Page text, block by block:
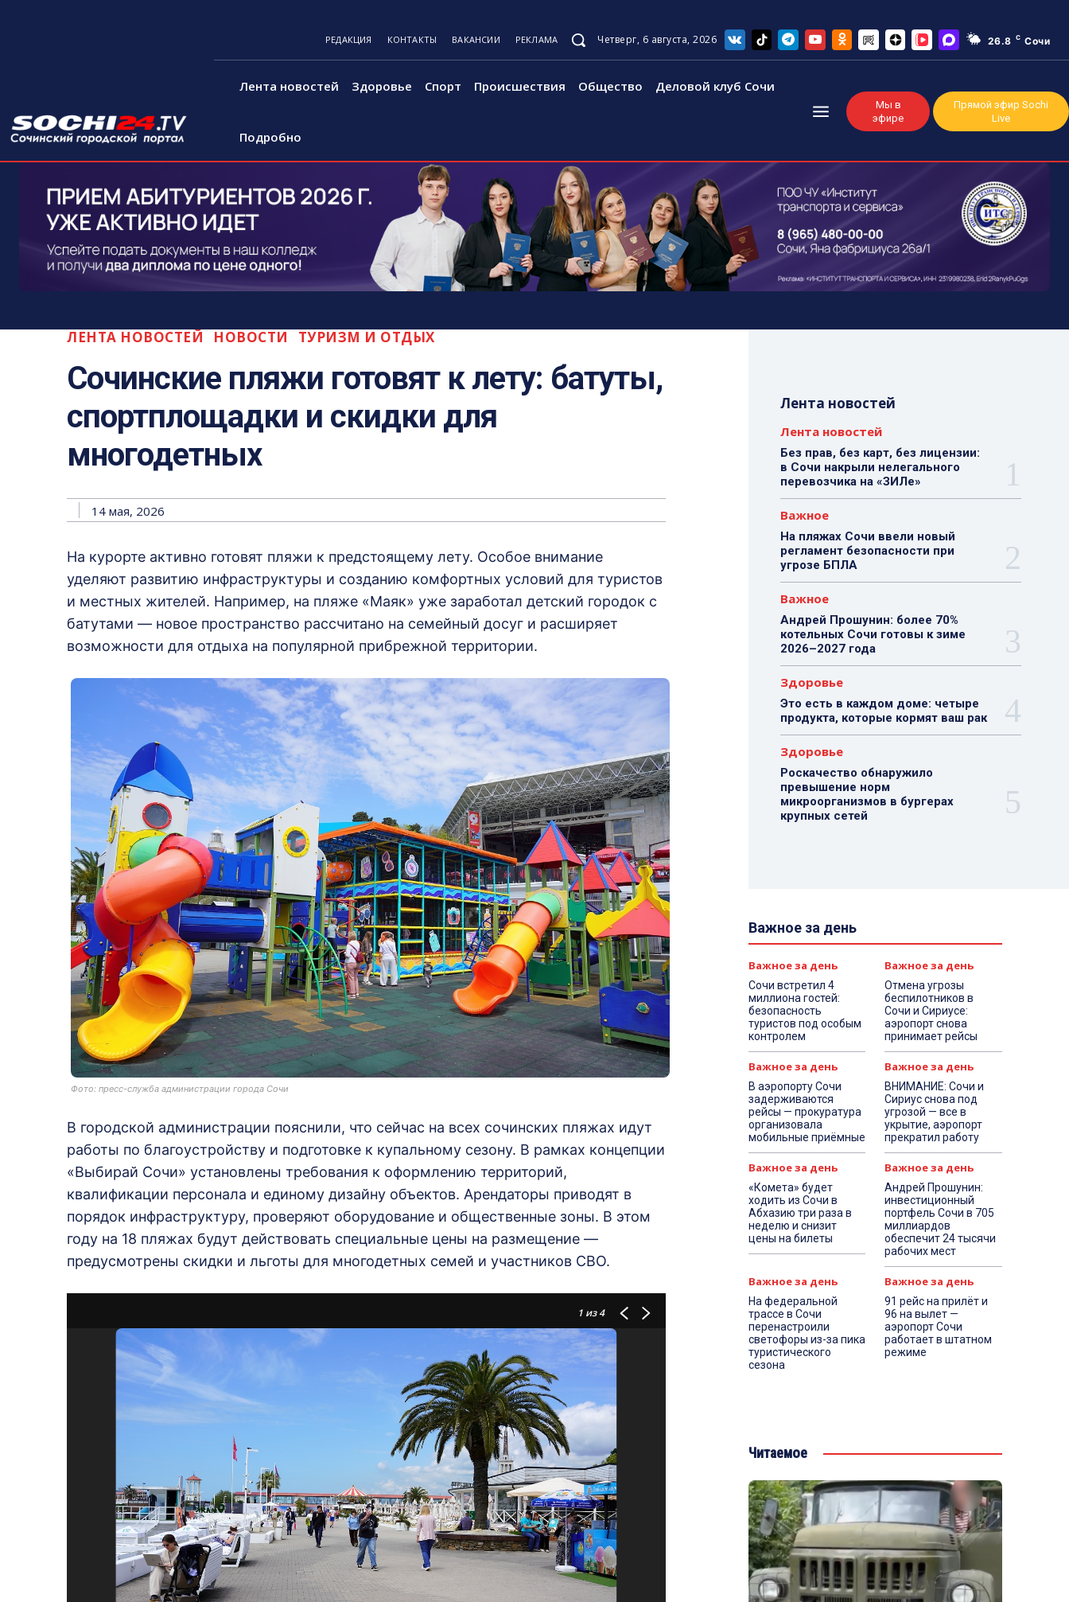
РЕДАКЦИЯ КОНТАКТЫ ВАКАНСИИ РЕКЛАМА Четверг, 6 августа, 2026 26.8 C Сочи
Лента новостей Здоровье Спорт Происшествия Общество Деловой клуб Сочи
Подробно
Мы в
эфире
Прямой эфир Sochi
Live
ЛЕНТА НОВОСТЕЙ НОВОСТИ ТУРИЗМ И ОТДЫХ
Сочинские пляжи готовят к лету: батуты,
спортплощадки и скидки для
многодетных
14 мая, 2026
На курорте активно готовят пляжи к предстоящему лету. Особое внимание
уделяют развитию инфраструктуры и созданию комфортных условий для туристов
и местных жителей. Например, на пляже «Маяк» уже заработал детский городок с
батутами — новое пространство рассчитано на семейный досуг и расширяет
возможности для отдыха на популярной прибрежной территории.
Фото: пресс-служба администрации города Сочи
В городской администрации пояснили, что сейчас на всех сочинских пляжах идут
работы по благоустройству и подготовке к купальному сезону. В рамках концепции
«Выбирай Сочи» установлены требования к оформлению территорий,
квалификации персонала и единому дизайну объектов. Арендаторы приводят в
порядок инфраструктуру, проверяют оборудование и общественные зоны. В этом
году на 18 пляжах будут действовать специальные цены на размещение —
предусмотрены скидки и льготы для многодетных семей и участников СВО.
1из 4
Лента новостей
Лента новостей
Без прав, без карт, без лицензии:
в Сочи накрыли нелегального
перевозчика на «ЗИЛе»
Важное
На пляжах Сочи ввели новый
регламент безопасности при
угрозе БПЛА
Важное
Андрей Прошунин: более 70%
котельных Сочи готовы к зиме
2026–2027 года
Здоровье
Это есть в каждом доме: четыре
продукта, которые кормят ваш рак
Здоровье
Роскачество обнаружило
превышение норм
микроорганизмов в бургерах
крупных сетей
Важное за день
Важное за день
Сочи встретил 4
миллиона гостей:
безопасность
туристов под особым
контролем
Важное за день
Отмена угрозы
беспилотников в
Сочи и Сириусе:
аэропорт снова
принимает рейсы
Важное за день
В аэропорту Сочи
задерживаются
рейсы — прокуратура
организовала
мобильные приёмные
Важное за день
ВНИМАНИЕ: Сочи и
Сириус снова под
угрозой — все в
укрытие, аэропорт
прекратил работу
Важное за день
«Комета» будет
ходить из Сочи в
Абхазию три раза в
неделю и снизит
цены на билеты
Важное за день
Андрей Прошунин:
инвестиционный
портфель Сочи в 705
миллиардов
обеспечит 24 тысячи
рабочих мест
Важное за день
На федеральной
трассе в Сочи
перенастроили
светофоры из-за пика
туристического
сезона
Важное за день
91 рейс на прилёт и
96 на вылет —
аэропорт Сочи
работает в штатном
режиме
Читаемое